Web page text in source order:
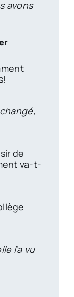
avons
de
va-t-
l’a vu